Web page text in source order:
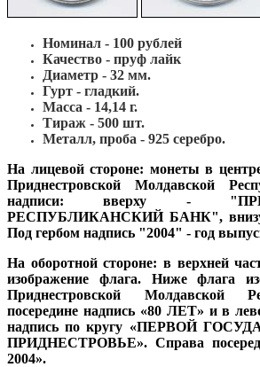
Номинал - 100 рублей
Качество - пруф лайк
Диаметр - 32 мм.
Гурт - гладкий.
Масса - 14,14 г.
Тираж - 500 шт.
Металл, проба - 925 cеребро.
На лицевой стороне: монеты в
Приднестровской Молдавской
надписи: вверху -
РЕСПУБЛИКАНСКИЙ БАНК",
Под гербом надпись "2004" - год
На оборотной стороне: в верхней
изображение флага. Ниже флага
Приднестровской Молдавской
посередине надпись «80 ЛЕТ» и в
надпись по кругу «ПЕРВОЙ
ПРИДНЕСТРОВЬЕ». Справа
2004».